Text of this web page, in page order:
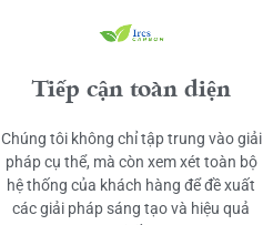
Tiếp cận toàn diện
Chúng tôi không chỉ tập trung vào giải
pháp cụ thể, mà còn xem xét toàn bộ
hệ thống của khách hàng để đề xuất
các giải pháp sáng tạo và hiệu quả